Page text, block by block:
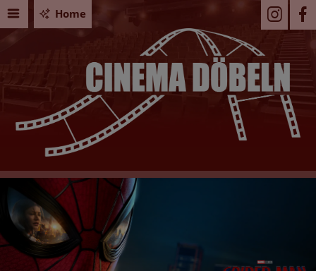
Home